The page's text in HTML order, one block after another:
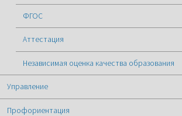
ФГОС
Аттестация
Независимая оценка качества образования
Управление
Профориентация